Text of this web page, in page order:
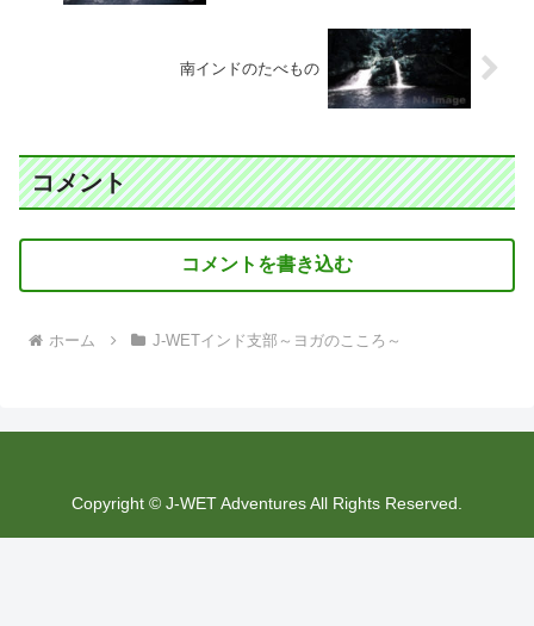
南インドのたべもの
コメント
コメントを書き込む
ホーム J-WETインド支部～ヨガのこころ～
Copyright © J-WET Adventures All Rights Reserved.